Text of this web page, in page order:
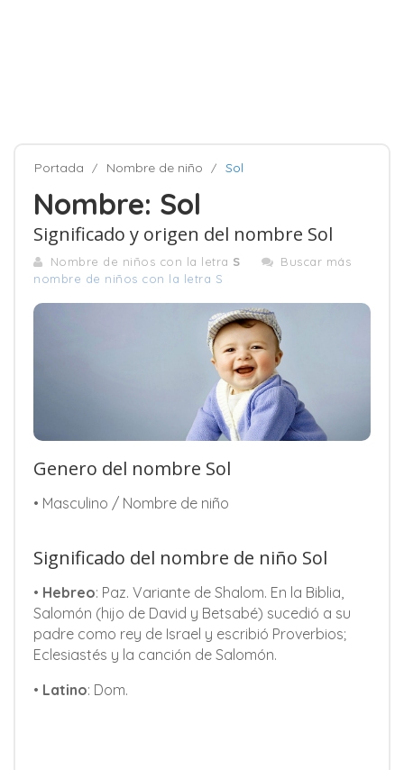
Portada Nombre de niño Sol
Nombre: Sol
Significado y origen del nombre Sol
Nombre de niños con la letra S
Buscar más
nombre de niños con la letra S
Genero del nombre Sol
• Masculino / Nombre de niño
Significado del nombre de niño Sol
• Hebreo: Paz. Variante de Shalom. En la Biblia,
Salomón (hijo de David y Betsabé) sucedió a su
padre como rey de Israel y escribió Proverbios;
Eclesiastés y la canción de Salomón.
• Latino: Dom.